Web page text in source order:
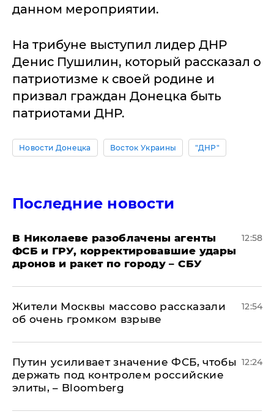
данном мероприятии.
На трибуне выступил лидер ДНР
Денис Пушилин, который рассказал о
патриотизме к своей родине и
призвал граждан Донецка быть
патриотами ДНР.
Новости Донецка Восток Украины "ДНР"
Последние новости
В Николаеве разоблачены агенты
ФСБ и ГРУ, корректировавшие удары
дронов и ракет по городу – СБУ
12:58
Жители Москвы массово рассказали
об очень громком взрыве
12:54
Путин усиливает значение ФСБ, чтобы
держать под контролем российские
элиты, – Bloomberg
12:24